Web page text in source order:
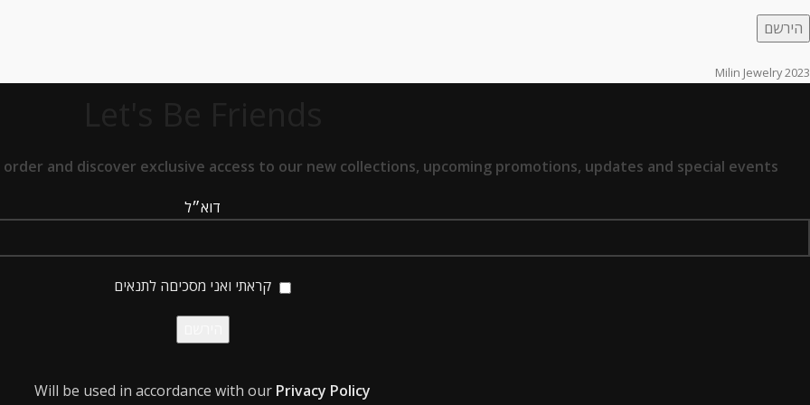
2023 Milin Jewelry
and discover exclusive access to our new collections, upcoming promotions, updates and special events
דוא״ל
קראתי ואני מסכיםה לתנאים
Will be used in accordance with our Privacy Policy